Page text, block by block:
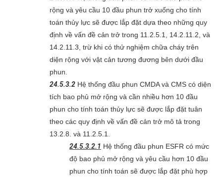
rộng và yêu cầu 10 đầu phun trở xuống cho tính
toán thủy lực sẽ được lắp đặt dựa theo những quy
định về vấn đề cản trở trong 11.2.5.1, 14.2.11.2, và
14.2.11.3, trừ khi có thử nghiệm chữa cháy trên
diện rộng với vật cản tương đương bên dưới đầu
phun.
24.5.3.2 Hệ thống đầu phun CMDA và CMS có diện
tích bao phủ mở rộng và cần nhiều hơn 10 đầu
phun cho tính toán thủy lực sẽ được lắp đặt tuân
theo các quy định về vấn đề cản trở mô tả trong
13.2.8. và 11.2.5.1.
24.5.3.2.1 Hệ thống đầu phun ESFR có mức
độ bao phủ mở rộng và yêu cầu hơn 10 đầu
phun cho tính toán sẽ được lắp đặt phù hợp